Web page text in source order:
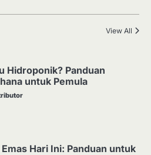
View All
Hidroponik? Panduan
untuk Pemula
Hari Ini: Panduan untuk